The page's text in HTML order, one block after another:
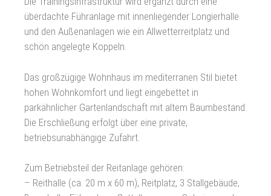
überdachte Führanlage mit innenliegender Longierhalle
und den Außenanlagen wie ein Allwetterreitplatz und
schön angelegte Koppeln.
Das großzügige Wohnhaus im mediterranen Stil bietet
hohen Wohnkomfort und liegt eingebettet in
parkähnlicher Gartenlandschaft mit altem Baumbestand.
Die Erschließung erfolgt über eine private,
betriebsunabhängige Zufahrt.
Zum Betriebsteil der Reitanlage gehören:
– Reithalle (ca. 20 m x 60 m), Reitplatz, 3 Stallgebäude,